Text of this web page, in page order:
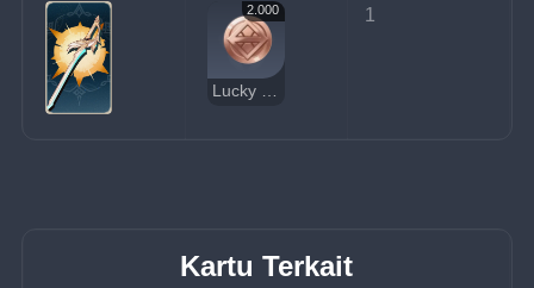
2.000
Lucky Coin
1
Kartu Terkait